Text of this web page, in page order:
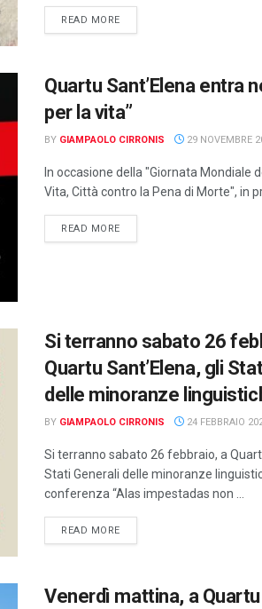
READ MOREDETAILS
Quartu Sant’Elena entra
per la vita”
BY GIAMPAOLO CIRRONIS 29 NOVEMBRE
In occasione della "Giornata Mondiale
Vita, Città contro la Pena di Morte", in
READ MOREDETAILS
Si terranno sabato 26
Quartu Sant’Elena, gli
delle minoranze
BY GIAMPAOLO CIRRONIS 24 FEBBRAIO
Si terranno sabato 26 febbraio, a
Stati Generali delle minoranze
conferenza “Alas impestadas non ...
READ MOREDETAILS
Venerdì mattina, a Quartu